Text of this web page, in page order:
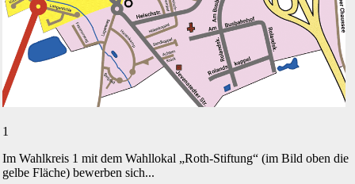
1
Im Wahlkreis 1 mit dem Wahllokal „Roth-Stiftung“ (im Bild oben die
gelbe Fläche) bewerben sich...